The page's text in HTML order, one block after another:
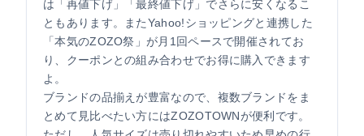
は「再値下げ」「最終値下げ」でさらに安くなるこ
ともあります。またYahoo!ショッピングと連携した
「本気のZOZO祭」が月1回ペースで開催されてお
り、クーポンとの組み合わせでお得に購入できます
よ。
ブランドの品揃えが豊富なので、複数ブランドをま
とめて見比べたい方にはZOZOTOWNが便利です。